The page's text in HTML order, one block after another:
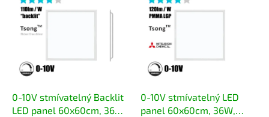
0-10V stmívatelný Backlit
LED panel 60x60cm, 36W,
0-10V stmívatelný LED
panel 60x60cm, 36W,